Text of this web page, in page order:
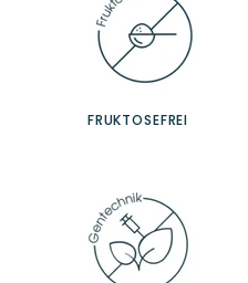
FRUKTOSEFREI